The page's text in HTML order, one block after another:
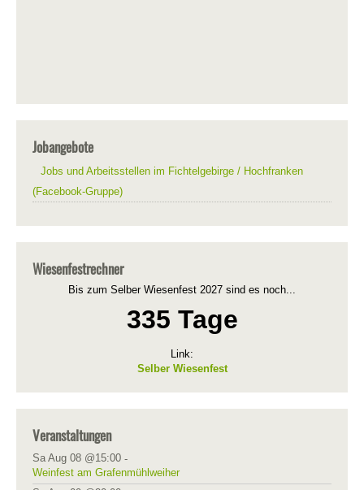
Jobangebote
Jobs und Arbeitsstellen im Fichtelgebirge / Hochfranken
(Facebook-Gruppe)
Wiesenfestrechner
Bis zum Selber Wiesenfest 2027 sind es noch...
335 Tage
Link:
Selber Wiesenfest
Veranstaltungen
Sa Aug 08 @15:00 -
Weinfest am Grafenmühlweiher